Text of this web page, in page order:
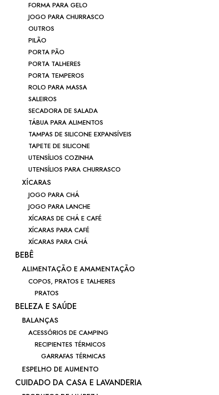
FORMA PARA GELO
JOGO PARA CHURRASCO
OUTROS
PILÃO
PORTA PÃO
PORTA TALHERES
PORTA TEMPEROS
ROLO PARA MASSA
SALEIROS
SECADORA DE SALADA
TÁBUA PARA ALIMENTOS
TAMPAS DE SILICONE EXPANSÍVEIS
TAPETE DE SILICONE
UTENSÍLIOS COZINHA
UTENSÍLIOS PARA CHURRASCO
XÍCARAS
JOGO PARA CHÁ
JOGO PARA LANCHE
XÍCARAS DE CHÁ E CAFÉ
XÍCARAS PARA CAFÉ
XÍCARAS PARA CHÁ
BEBÊ
ALIMENTAÇÃO E AMAMENTAÇÃO
COPOS, PRATOS E TALHERES
PRATOS
BELEZA E SAÚDE
BALANÇAS
ACESSÓRIOS DE CAMPING
RECIPIENTES TÉRMICOS
GARRAFAS TÉRMICAS
ESPELHO DE AUMENTO
CUIDADO DA CASA E LAVANDERIA